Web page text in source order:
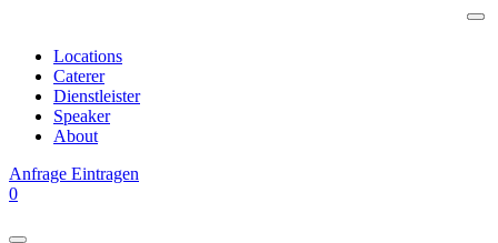
Locations
Caterer
Dienstleister
Speaker
About
Anfrage Eintragen
0